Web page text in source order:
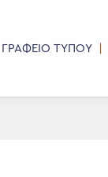
ΓΡΑΦΕΙΟ ΤΥΠΟΥ